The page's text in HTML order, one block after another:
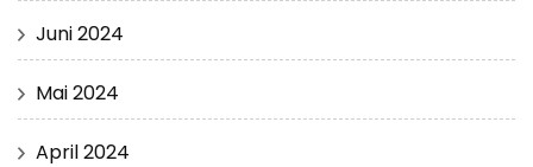
Juni 2024
Mai 2024
April 2024